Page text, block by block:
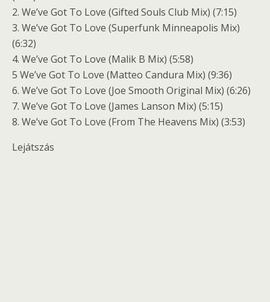
2. We’ve Got To Love (Gifted Souls Club Mix) (7:15)
3. We’ve Got To Love (Superfunk Minneapolis Mix)
(6:32)
4. We’ve Got To Love (Malik B Mix) (5:58)
5 We’ve Got To Love (Matteo Candura Mix) (9:36)
6. We’ve Got To Love (Joe Smooth Original Mix) (6:26)
7. We’ve Got To Love (James Lanson Mix) (5:15)
8. We’ve Got To Love (From The Heavens Mix) (3:53)
Lejátszás